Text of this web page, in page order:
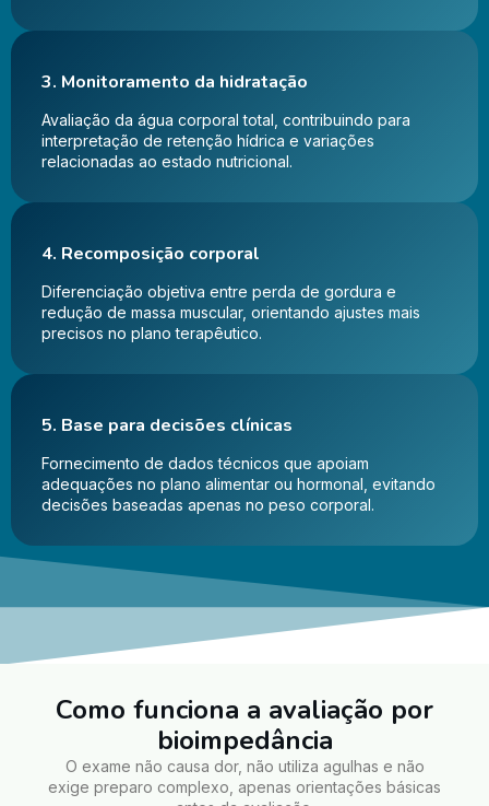
3. Monitoramento da hidratação
Avaliação da água corporal total, contribuindo para
interpretação de retenção hídrica e variações
relacionadas ao estado nutricional.
4. Recomposição corporal
Diferenciação objetiva entre perda de gordura e
redução de massa muscular, orientando ajustes mais
precisos no plano terapêutico.
5. Base para decisões clínicas
Fornecimento de dados técnicos que apoiam
adequações no plano alimentar ou hormonal, evitando
decisões baseadas apenas no peso corporal.
Como funciona a avaliação por
bioimpedância
O exame não causa dor, não utiliza agulhas e não
exige preparo complexo, apenas orientações básicas